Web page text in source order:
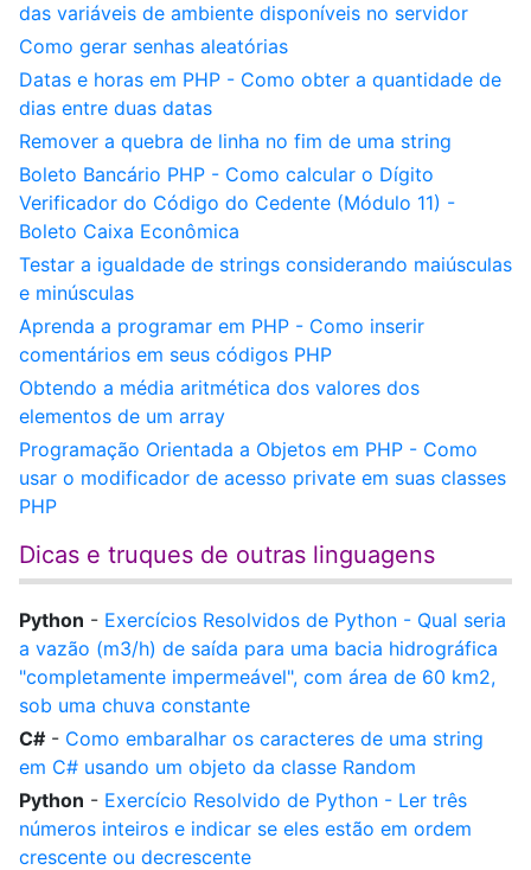
das variáveis de ambiente disponíveis no servidor
Como gerar senhas aleatórias
Datas e horas em PHP - Como obter a quantidade de
dias entre duas datas
Remover a quebra de linha no fim de uma string
Boleto Bancário PHP - Como calcular o Dígito
Verificador do Código do Cedente (Módulo 11) -
Boleto Caixa Econômica
Testar a igualdade de strings considerando maiúsculas
e minúsculas
Aprenda a programar em PHP - Como inserir
comentários em seus códigos PHP
Obtendo a média aritmética dos valores dos
elementos de um array
Programação Orientada a Objetos em PHP - Como
usar o modificador de acesso private em suas classes
PHP
Dicas e truques de outras linguagens
Python - Exercícios Resolvidos de Python - Qual seria
a vazão (m3/h) de saída para uma bacia hidrográfica
"completamente impermeável", com área de 60 km2,
sob uma chuva constante
C# - Como embaralhar os caracteres de uma string
em C# usando um objeto da classe Random
Python - Exercício Resolvido de Python - Ler três
números inteiros e indicar se eles estão em ordem
crescente ou decrescente